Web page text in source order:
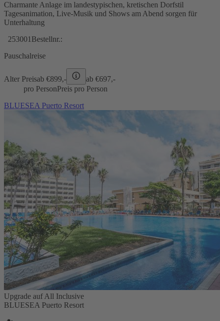
Charmante Anlage im landestypischen, kretischen Dorfstil
Tagesanimation, Live-Musik und Shows am Abend sorgen für
Unterhaltung
253001 Bestellnr.:
Pauschalreise
Alter Preisab €899,- ab €697,-
pro PersonPreis pro Person
BLUESEA Puerto Resort
Upgrade auf All Inclusive
BLUESEA Puerto Resort